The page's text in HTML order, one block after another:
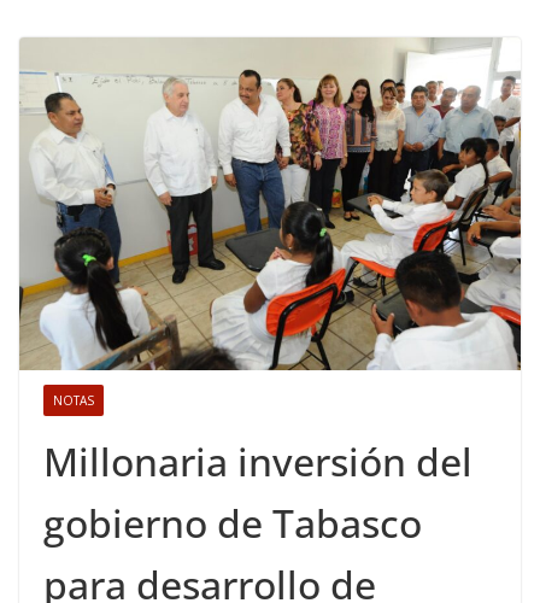
NOTAS
Millonaria inversión del
gobierno de Tabasco
para desarrollo de